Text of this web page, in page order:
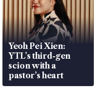
Yeoh Pei Xien:
YTL’s third-gen
scion with a
pastor’s heart